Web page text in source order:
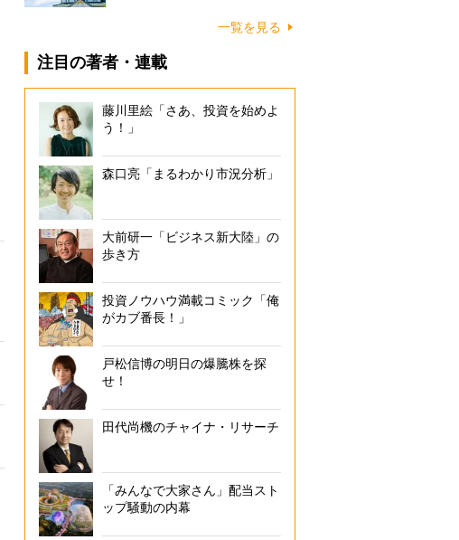
一覧を見る
注目の著者・連載
藤川里絵「さあ、投資を始めよ
う！」
森口亮「まるわかり市況分析」
大前研一「ビジネス新大陸」の
歩き方
投資ノウハウ満載コミック「俺
がカブ番長！」
戸松信博の明日の爆騰株を探
せ！
田代尚機のチャイナ・リサーチ
「みんなで大家さん」配当スト
ップ騒動の内幕